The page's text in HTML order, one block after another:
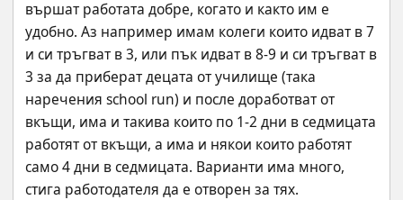
вършат работата добре, когато и както им е
удобно. Аз например имам колеги които идват в 7
и си тръгват в 3, или пък идват в 8-9 и си тръгват в
3 за да приберат децата от училище (така
наречения school run) и после доработват от
вкъщи, има и такива които по 1-2 дни в седмицата
работят от вкъщи, а има и някои които работят
само 4 дни в седмицата. Варианти има много,
стига работодателя да е отворен за тях.